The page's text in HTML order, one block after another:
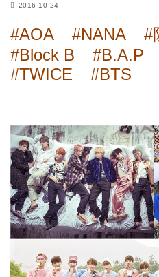
2016-10-24
#AOA #NANA
#
#Block B
#B.A.P
#TWICE
#BTS